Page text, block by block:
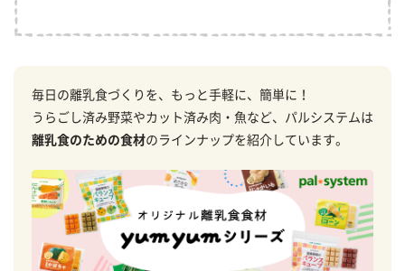
毎日の離乳食づくりを、もっと手軽に、簡単に！
うらごし済み野菜やカット済み肉・魚など、パルシステムは
離乳食のための食材のラインナップを紹介しています。